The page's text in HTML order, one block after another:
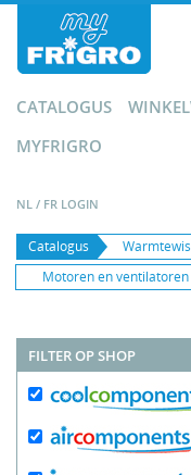
CATALOGUS
MYFRIGRO
NL / FR LOGIN
Catalogus
Motoren en ventilatoren
FILTER OP SHOP